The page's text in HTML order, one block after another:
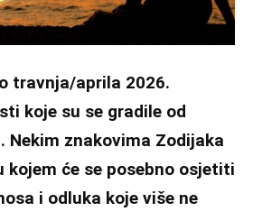
travnja/aprila 2026.
koje su se gradile od
Nekim znakovima Zodijaka
kojem će se posebno osjetiti
i odluka koje više ne